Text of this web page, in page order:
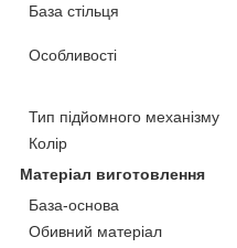
База стільця
Особливості
Тип підйомного механізму
Колір
Матеріал виготовлення
База-основа
Обивний матеріал